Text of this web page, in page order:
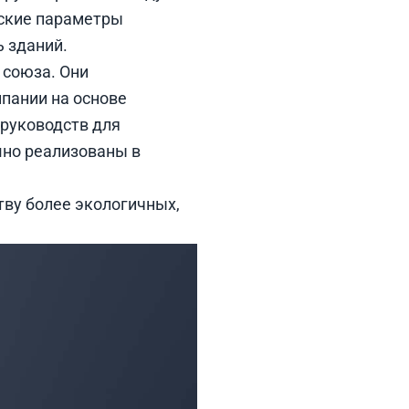
параметры
зданий.
союза. Они
на основе
для
реализованы в
более экологичных,